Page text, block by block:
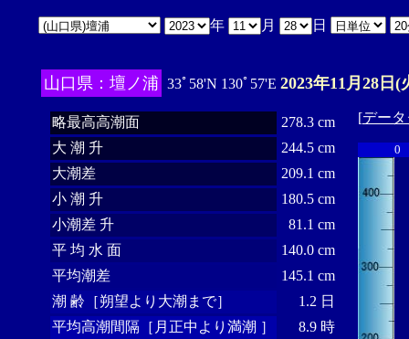
年 月 日
山口県：壇ノ浦 33ﾟ58'N 130ﾟ57'E 2023年11月28日(
略最高高潮面
278.3 cm
大 潮 升
244.5 cm
大潮差
209.1 cm
小 潮 升
180.5 cm
小潮差 升
81.1 cm
平 均 水 面
140.0 cm
平均潮差
145.1 cm
潮 齢［朔望より大潮まで］
1.2 日
平均高潮間隔［月正中より満潮 ］
8.9 時
[デー
0